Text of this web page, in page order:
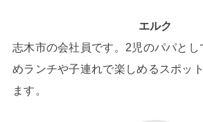
エルク
志木市の会社員です。2児のパパとし
めランチや子連れで楽しめるスポッ
ます。